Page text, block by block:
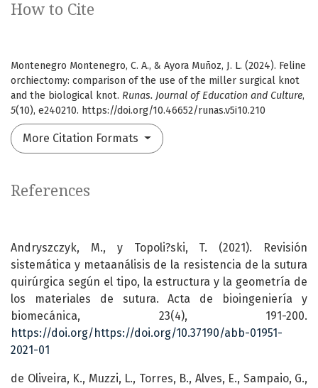
How to Cite
Montenegro Montenegro, C. A., & Ayora Muñoz, J. L. (2024). Feline
orchiectomy: comparison of the use of the miller surgical knot
and the biological knot. Runas. Journal of Education and Culture,
5(10), e240210. https://doi.org/10.46652/runas.v5i10.210
More Citation Formats
References
Andryszczyk, M., y Topoli?ski, T. (2021). Revisión
sistemática y metaanálisis de la resistencia de la sutura
quirúrgica según el tipo, la estructura y la geometría de
los materiales de sutura. Acta de bioingeniería y
biomecánica, 23(4), 191-200.
https://doi.org/https://doi.org/10.37190/abb-01951-
2021-01
de Oliveira, K., Muzzi, L., Torres, B., Alves, E., Sampaio, G.,